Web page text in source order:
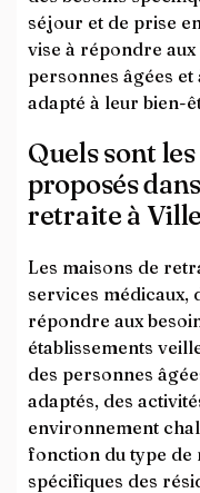
séjour et de prise
vise à répondre
personnes âgées
adapté à leur bien-
Quels sont
proposés
retraite à
Les maisons de
services médicaux,
répondre aux
établissements
des personnes
adaptés, des
environnement
fonction du type de
spécifiques des